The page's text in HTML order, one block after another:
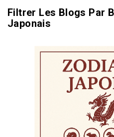
Filtrer Les Blogs Par
Japonais